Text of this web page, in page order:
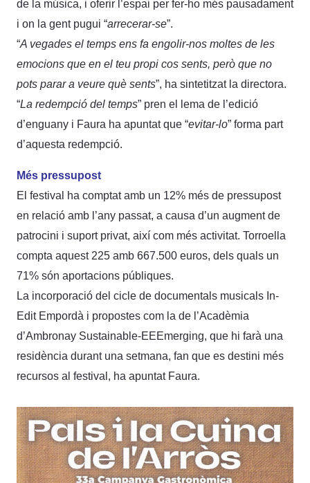
de la música, i oferir l’espai per fer-ho més pausadament
i on la gent pugui “arrecerar-se”.
“A vegades el temps ens fa engolir-nos moltes de les
emocions que en el teu propi cos sents, però que no
pots parar a veure què sents”, ha sintetitzat la directora.
“La redempció del temps” pren el lema de l’edició
d’enguany i Faura ha apuntat que “evitar-lo” forma part
d’aquesta redempció.
Més pressupost
El festival ha comptat amb un 12% més de pressupost
en relació amb l’any passat, a causa d’un augment de
patrocini i suport privat, així com més activitat. Torroella
compta aquest 225 amb 667.500 euros, dels quals un
71% són aportacions públiques.
La incorporació del cicle de documentals musicals In-
Edit Empordà i propostes com la de l’Acadèmia
d’Ambronay Sustainable-EEEmerging, que hi farà una
residència durant una setmana, fan que es destini més
recursos al festival, ha apuntat Faura.